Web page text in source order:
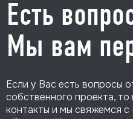
Если у Вас есть вопросы
собственного проекта,
контакты и мы свяжемся с
Есть
Мы вам